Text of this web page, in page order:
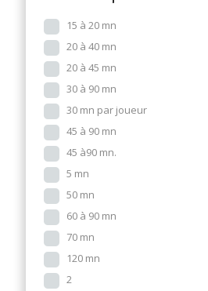
15 à 20 mn
20 à 40 mn
20 à 45 mn
30 à 90 mn
30 mn par joueur
45 à 90 mn
45 à90 mn.
5 mn
50 mn
60 à 90 mn
70 mn
120 mn
2